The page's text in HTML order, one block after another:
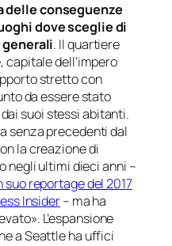
delle conseguenze
dove sceglie di
. Il quartiere
capitale dell’impero
stretto con
da essere stato
suoi stessi abitanti.
senza precedenti dal
la creazione di
negli ultimi dieci anni –
reportage del 2017
Insider– ma ha
L’espansione
a Seattle ha uffici